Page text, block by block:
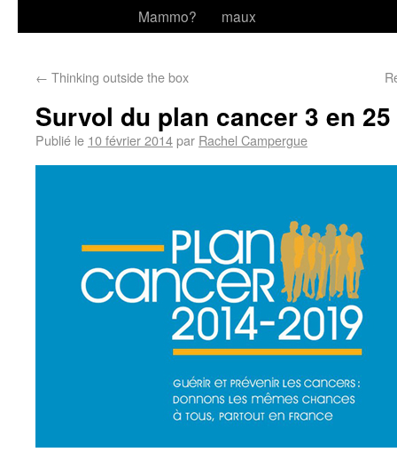
Mammo?
maux
← Thinking outside the box
Survol du plan cancer 3 en
Publié le 10 février 2014par Rachel Campergue